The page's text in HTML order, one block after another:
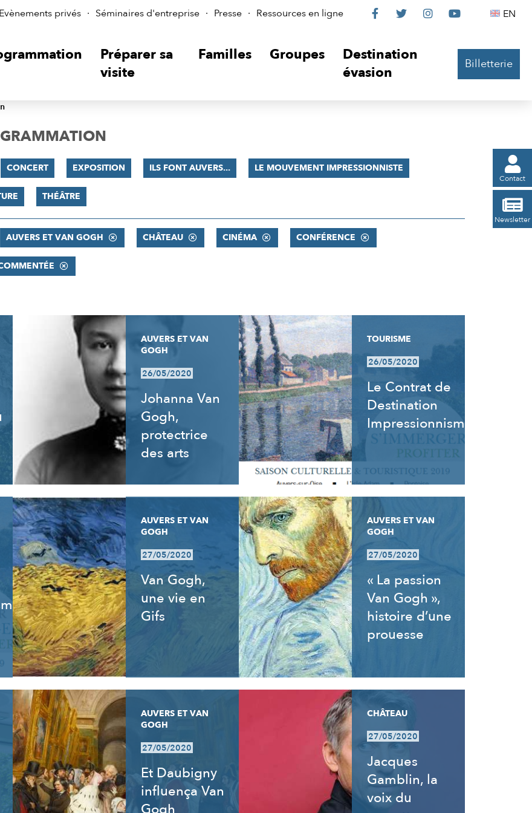
Evènements privés Séminaires d'entreprise Presse Ressources en ligne
Le
sur

Le

Le

Le
 EN
Préparer sa
visite
Familles Groupes
Destination
évasion
Billetterie

Contact

Newsletter
CONCERT EXPOSITION ILS FONT AUVERS... LE MOUVEMENT IMPRESSIONNISTE
THÉÂTRE
AUVERS ET VAN GOGH CHÂTEAU CINÉMA CONFÉRENCE
AUVERS ET VAN
GOGH
26/05/2020
Johanna Van
Gogh,
protectrice
des arts
TOURISME
26/05/2020
Le Contrat de
Destination
Impressionnisme
AUVERS ET VAN
GOGH
27/05/2020
Van Gogh,
une vie en
Gifs
AUVERS ET VAN
GOGH
27/05/2020
« La passion
Van Gogh »,
histoire d’une
prouesse
AUVERS ET VAN
GOGH
27/05/2020
Et Daubigny
influença Van
Gogh
CHÂTEAU
27/05/2020
Jacques
Gamblin, la
voix du